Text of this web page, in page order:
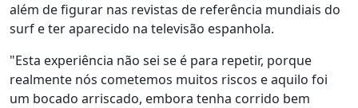
além de figurar nas revistas de referência mundiais do
surf e ter aparecido na televisão espanhola.
"Esta experiência não sei se é para repetir, porque
realmente nós cometemos muitos riscos e aquilo foi
um bocado arriscado, embora tenha corrido bem